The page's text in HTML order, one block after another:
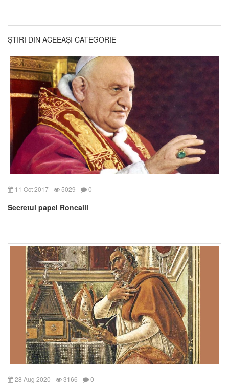
ȘTIRI DIN ACEEAȘI CATEGORIE
11 Oct 2017 5029 0
Secretul papei Roncalli
28 Aug 2020 3166 0